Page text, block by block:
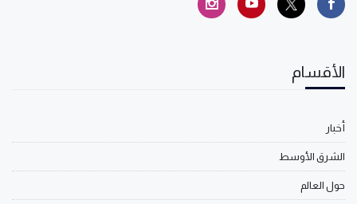
الأقسام
أخبار
الشرق الأوسط
حول العالم